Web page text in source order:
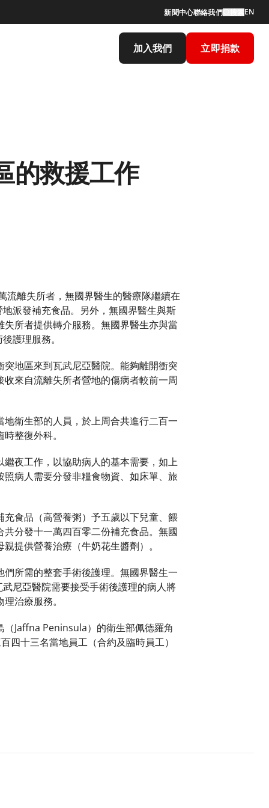
新聞中心聯絡我們 EN
加入我們 立即捐款
的救援工作
離失所者，無國界醫生的醫療隊繼續在
派發補充食品。另外，無國界醫生與斯
所者提供轉介服務。無國界醫生亦與當
護理服務。
地區來到瓦武尼亞醫院。能夠離開衝突
來自流離失所者營地的傷病者較前一周
衛生部的人員，於上周合共進行二百一
整復外科。
夜工作，以協助病人的基本需要，如上
病人需要分發非糧食物資、如床單、旅
食品（高營養粥）予五歲以下兒童、餵
分發十一萬四百零二份補充食品。無國
提供營養治療（牛奶花生醬劑）。
所需的整套手術後護理。無國界醫生一
尼亞醫院需要接受手術後護理的病人將
治療服務。
Jaffna Peninsula）的衛生部佩德羅角
十三名當地員工（合約及臨時員工）